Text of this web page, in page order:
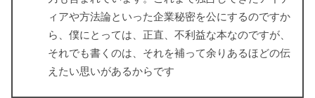
ィアや方法論といった企業秘密を公にするのですか
ら、僕にとっては、正直、不利益な本なのですが、
それでも書くのは、それを補って余りあるほどの伝
えたい思いがあるからです